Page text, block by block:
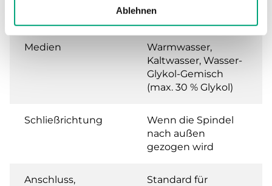
AblehnenLeckrate)
Medien
Warmwasser,
Kaltwasser, Wasser-
Glykol-Gemisch
(max. 30 % Glykol)
Schließrichtung
Wenn die Spindel
nach außen
gezogen wird
Anschluss,
Standard für